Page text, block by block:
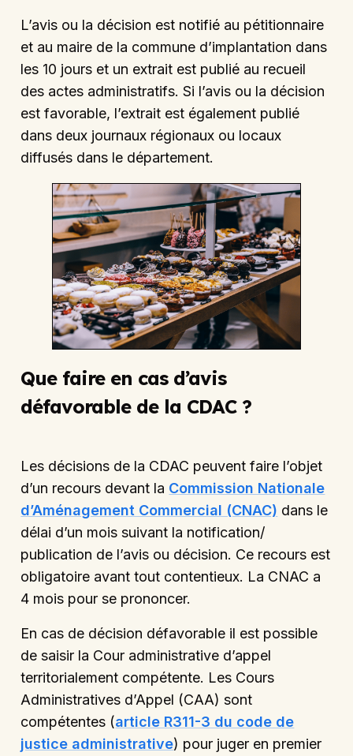
L’avis ou la décision est notifié au pétitionnaire
et au maire de la commune d’implantation dans
les 10 jours et un extrait est publié au recueil
des actes administratifs. Si l’avis ou la décision
est favorable, l’extrait est également publié
dans deux journaux régionaux ou locaux
diffusés dans le département.
Que faire en cas d’avis
défavorable de la CDAC ?
Les décisions de la CDAC peuvent faire l’objet
d’un recours devant la Commission Nationale
d’Aménagement Commercial (CNAC) dans le
délai d’un mois suivant la notification/
publication de l’avis ou décision. Ce recours est
obligatoire avant tout contentieux. La CNAC a
4 mois pour se prononcer.
En cas de décision défavorable il est possible
de saisir la Cour administrative d’appel
territorialement compétente. Les Cours
Administratives d’Appel (CAA) sont
compétentes (article R311-3 du code de
justice administrative) pour juger en premier